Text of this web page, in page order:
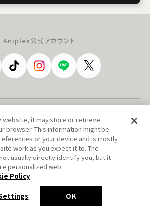
Aniplex公式アカウント
当サイトについて
会社案内
商品アンケート
website, it may store or retrieve
browser. This information might be
or your device and is mostly
work as you expect it to. The
usually directly identify you, but it
personalized web
Policy
OK